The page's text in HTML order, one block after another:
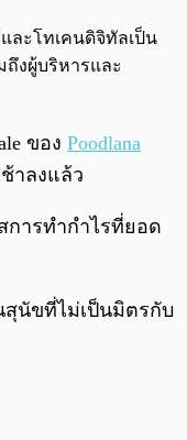
0:00/0:00
ละโทเคนดิจิทัลเป็น
ถึงผู้บริหารและ
ของ Poodlana
าลงแล้ว
การทำกำไรที่ยอด
สุนัขที่ไม่เป็นมิตรกับ